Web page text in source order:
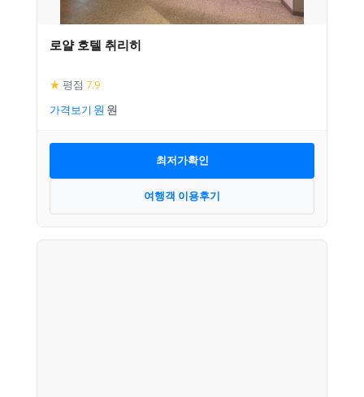
로얄 호텔 취리히
★ 평점 7.9
가격보기
최저가확인
여행객 이용후기